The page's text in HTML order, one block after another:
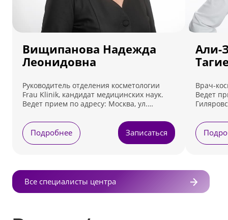
Вищипанова Надежда
Леонидовна
Руководитель отделения косметологии
Frau Klinik, кандидат медицинских наук.
Ведет прием по адресу: Москва, ул.
Пуговишников, д. 11
Подробнее Записаться
Али-
Врач-
Ведет
Все специалисты центра